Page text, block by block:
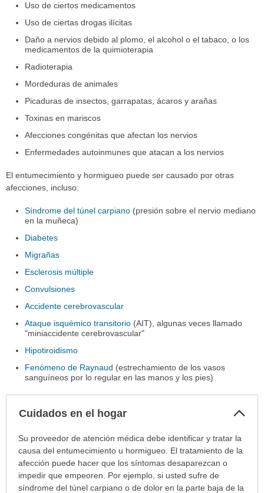
Uso de ciertos medicamentos
Uso de ciertas drogas ilícitas
Daño a nervios debido al plomo, el alcohol o el tabaco, o los
medicamentos de la quimioterapia
Radioterapia
Mordeduras de animales
Picaduras de insectos, garrapatas, ácaros y arañas
Toxinas en mariscos
Afecciones congénitas que afectan los nervios
Enfermedades autoinmunes que atacan a los nervios
El entumecimiento y hormigueo puede ser causado por otras
afecciones, incluso:
Síndrome del túnel carpiano (presión sobre el nervio mediano
en la muñeca)
Diabetes
Migrañas
Esclerosis múltiple
Convulsiones
Accidente cerebrovascular
Ataque isquémico transitorio (AIT), algunas veces llamado
"miniaccidente cerebrovascular"
Hipotiroidismo
Fenómeno de Raynaud (estrechamiento de los vasos
sanguíneos por lo regular en las manos y los pies)
Cuidados en el hogar
Cuidados
hogar
Su proveedor de atención médica debe identificar y tratar la
causa del entumecimiento u hormigueo. El tratamiento de la
afección puede hacer que los síntomas desaparezcan o
impedir que empeoren. Por ejemplo, si usted sufre de
síndrome del túnel carpiano o de dolor en la parte baja de la